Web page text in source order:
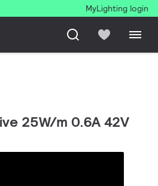
MyLighting login
25W/m 0.6A 42V